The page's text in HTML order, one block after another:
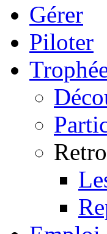
Gérer
Piloter